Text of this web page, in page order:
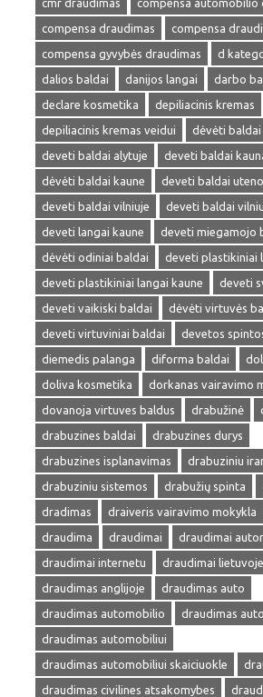
cmr draudimas
compensa automobilio
compensa draudimas
compensa
compensa gyvybės draudimas
d
dalios baldai
danijos langai darbo
declare kosmetika
depiliacinis kremas
depiliacinis kremas veidui
dėvėti baldai
deveti baldai alytuje
deveti baldai
dėvėti baldai kaune
deveti baldai
deveti baldai vilniuje
deveti baldai
deveti langai kaune
deveti miegamojo
dėvėti odiniai baldai
deveti plastikiniai
deveti plastikiniai langai kaune
deveti
deveti vaikiski baldai
dėvėti virtuvės
deveti virtuviniai baldai
devetos
diemedis palanga
diforma baldai
doliva kosmetika
dorkanas vairavimo
dovanoja virtuves baldus
drabužinė
drabuzines baldai
drabuzines durys
drabuzines isplanavimas
drabuziniu
drabuziniu sistemos
drabužių spinta
dradimas
draiveris vairavimo mokykla
draudima
draudimai
draudimai
draudimai internetu
draudimai lietuvoje
draudimas anglijoje
draudimas auto
draudimas automobilio
draudimas
draudimas automobiliui
draudimas automobiliui skaiciuokle
draudimas civilines atsakomybes